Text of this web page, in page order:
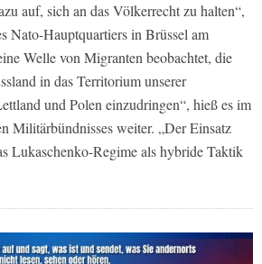
auf, sich an das Völkerrecht zu halten“,
Nato-Hauptquartiers in Brüssel am
Welle von Migranten beobachtet, die
in das Territorium unserer
und Polen einzudringen“, hieß es im
Militärbündnisses weiter. „Der Einsatz
Lukaschenko-Regime als hybride Taktik